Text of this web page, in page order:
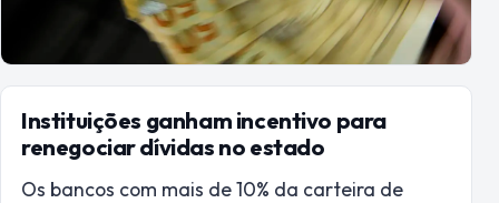
Instituições ganham incentivo para
renegociar dívidas no estado
Os bancos com mais de 10% da carteira de